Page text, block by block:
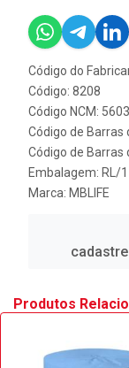
Código do
Código: 8208
Código NCM:
Código de Barras
Código de Barras
Embalagem: RL/1
Marca: MBLIFE
Produtos